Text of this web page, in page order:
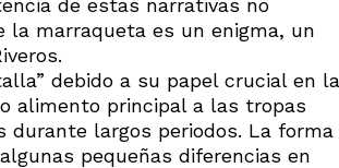
de estas narrativas no
la marraqueta es un enigma, un
debido a su papel crucial en la
alimento principal a las tropas
durante largos periodos. La forma
pequeñas diferencias en